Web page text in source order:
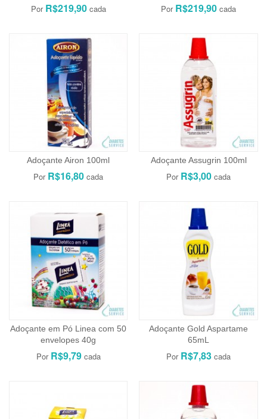
R$219,90 R$219,90
Adoçante Airon 100ml
R$16,80
Adoçante Assugrin 100ml
R$3,00
Adoçante em Pó Linea com 50
envelopes 40g
R$9,79
Adoçante Gold Aspartame
65mL
R$7,83